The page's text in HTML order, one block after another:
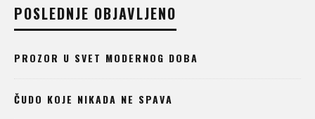
POSLEDNJE OBJAVLJENO
PROZOR U SVET MODERNOG DOBA
ČUDO KOJE NIKADA NE SPAVA